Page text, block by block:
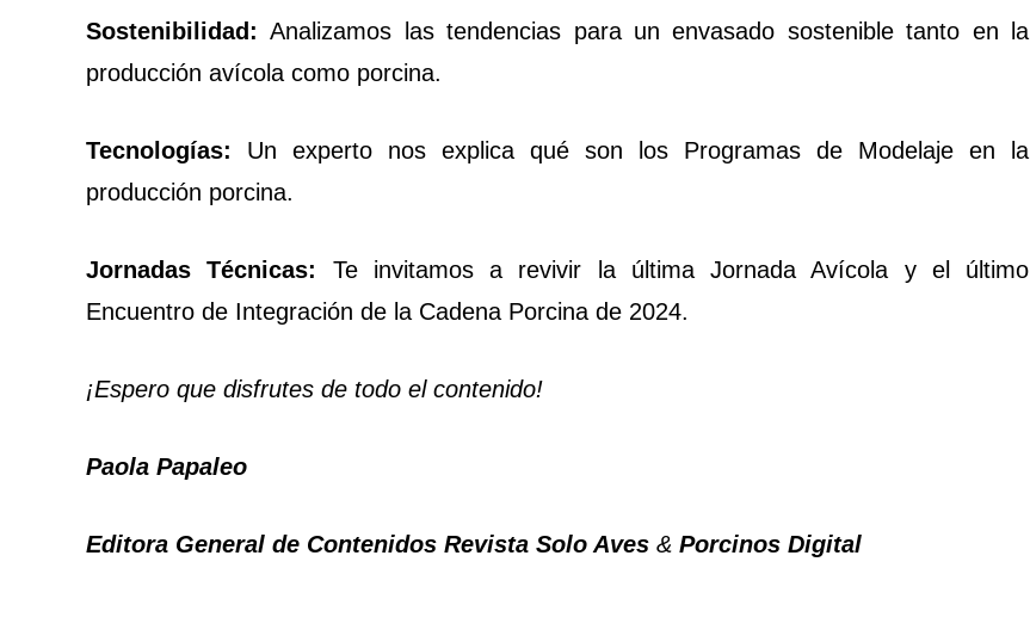
Sostenibilidad: Analizamos las tendencias para un envasado sostenible tanto en la
producción avícola como porcina.
Tecnologías: Un experto nos explica qué son los Programas de Modelaje en la
producción porcina.
Jornadas Técnicas:
Te invitamos a revivir la última Jornada Avícola y el último
Encuentro de Integración de la Cadena Porcina de 2024.
¡Espero que disfrutes de todo el contenido!
Paola Papaleo
Editora General de Contenidos Revista Solo Aves & Porcinos Digital